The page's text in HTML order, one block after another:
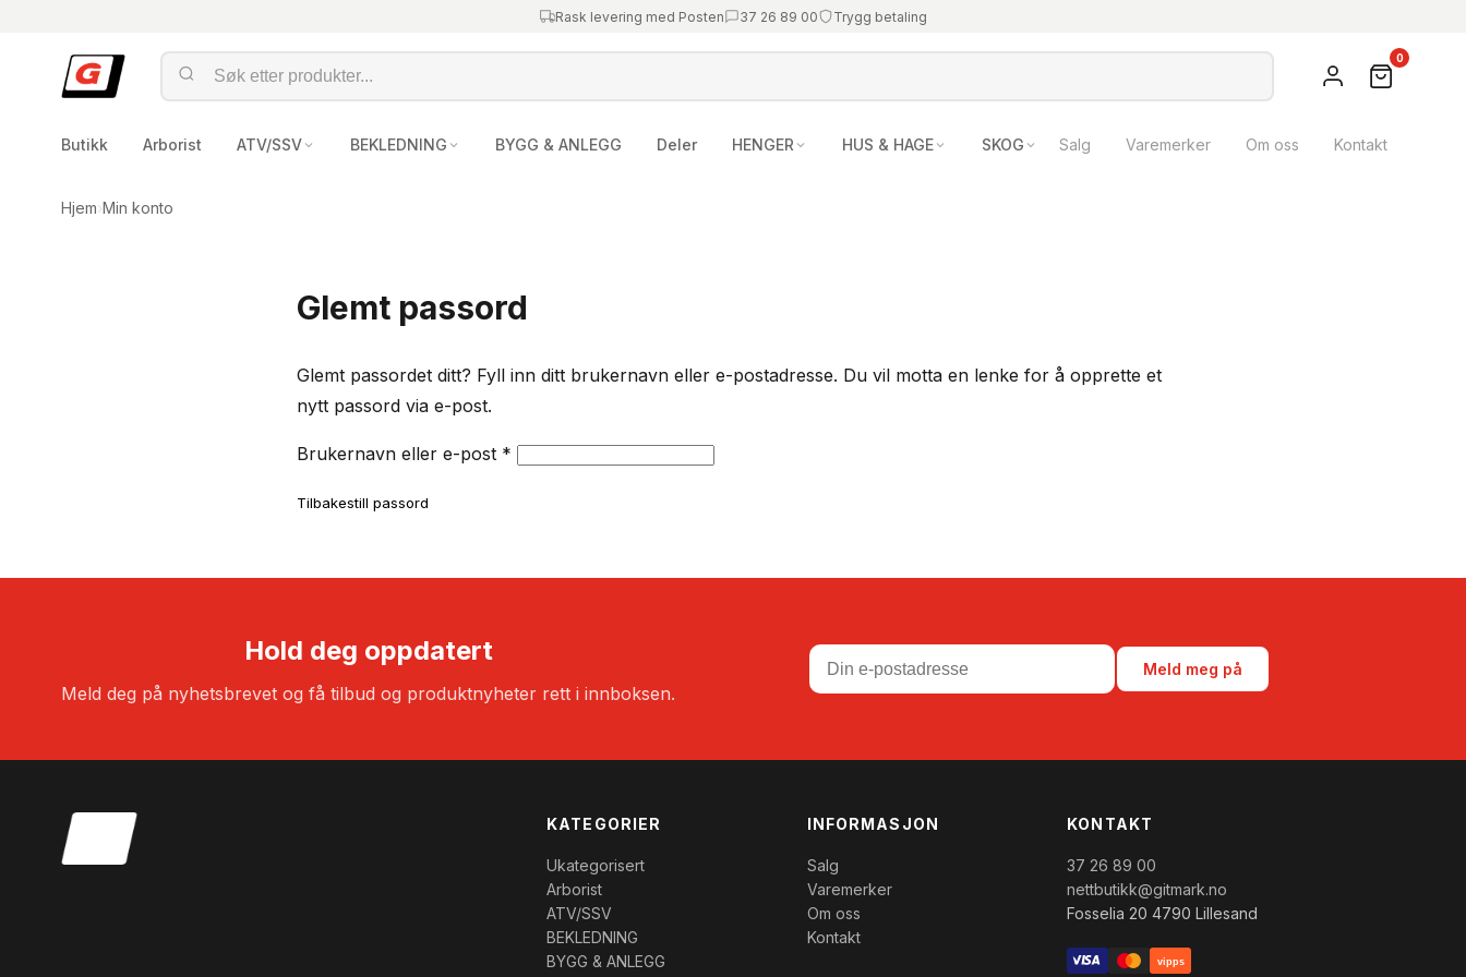
Rask levering med Posten 37 26 89 00 Trygg betaling
0
Butikk Arborist ATV/SSV BEKLEDNING BYGG & ANLEGG Deler HENGER HUS & HAGE SKOG Salg Varemerker Om oss Kontakt
Hjem›Min konto
Glemt passord
Glemt passordet ditt? Fyll inn ditt brukernavn eller e-postadresse. Du vil motta en lenke for å opprette et
nytt passord via e-post.
Brukernavn eller e-post * Påkrevd
Tilbakestill passord
Hold deg oppdatert
Meld deg på nyhetsbrevet og få tilbud og produktnyheter rett i innboksen.
Meld meg på
KATEGORIER
Ukategorisert
Arborist
ATV/SSV
BEKLEDNING
BYGG & ANLEGG
INFORMASJON
Salg
Varemerker
Om oss
Kontakt
KONTAKT
37 26 89 00
nettbutikk@gitmark.no
Fosselia 20 4790 Lillesand
vipps